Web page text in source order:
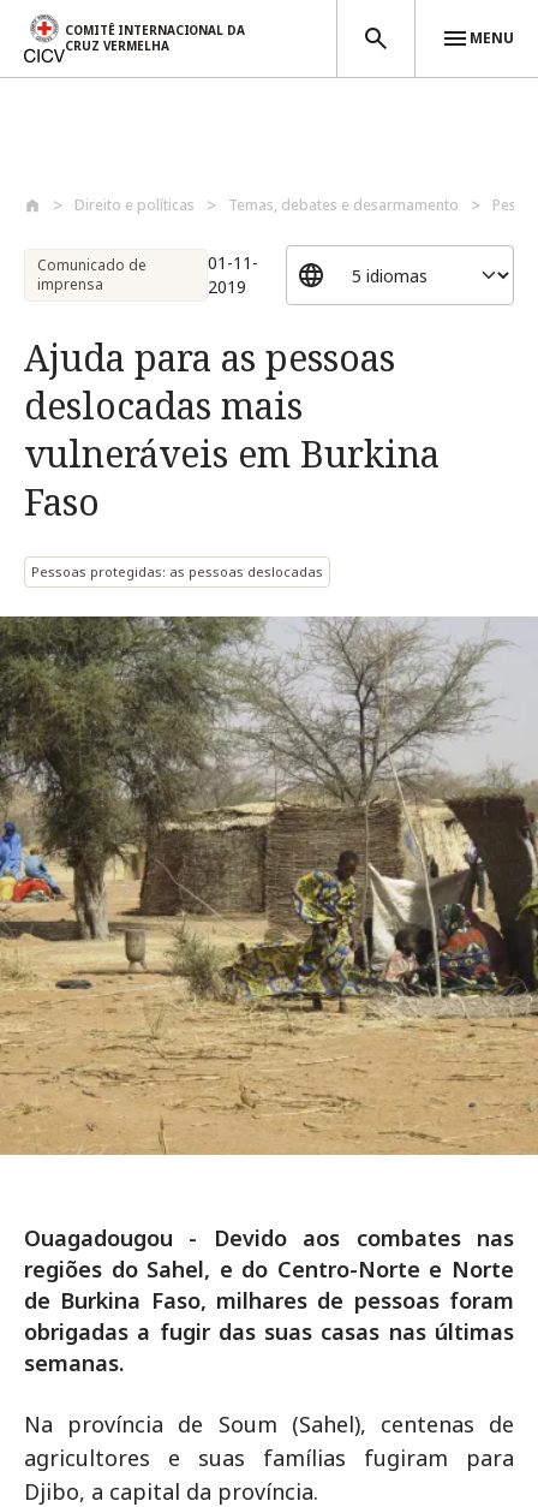
COMITÊ INTERNACIONAL DA
CRUZ VERMELHA
MENU
Direito e políticas Temas, debates e desarmamento
Comunicado de
imprensa
01-11-
2019
Ajuda para as pessoas
deslocadas mais
vulneráveis em Burkina
Faso
Pessoas protegidas: as pessoas deslocadas
Ouagadougou - Devido aos combates nas
regiões do Sahel, e do Centro-Norte e Norte
de Burkina Faso, milhares de pessoas foram
obrigadas a fugir das suas casas nas últimas
semanas.
Na província de Soum (Sahel), centenas de
agricultores e suas famílias fugiram para
Djibo, a capital da província.